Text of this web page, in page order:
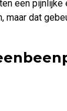
een pijnlijke
maar dat